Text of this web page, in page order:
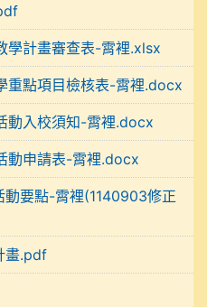
學計畫審查表-霄裡.xlsx
重點項目檢核表-霄裡.docx
動入校須知-霄裡.docx
動申請表-霄裡.docx
要點-霄裡(1140903修正
畫.pdf